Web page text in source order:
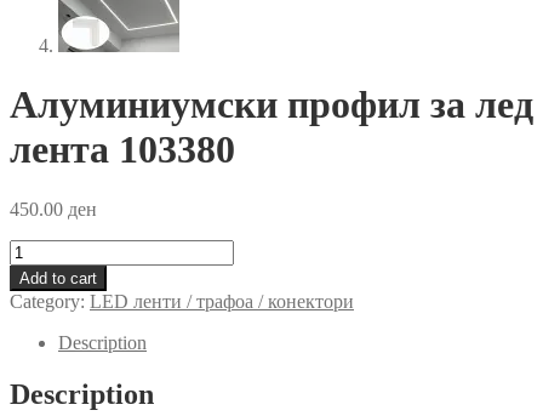
Алуминиумски профил за лед
лента 103380
450.00 ден
Алуминиумски
профил
за
лед
лента
103380
quantity
Add to cart
Category: LED ленти / трафоа / конектори
Description
Description